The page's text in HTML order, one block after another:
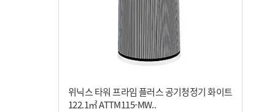
위닉스 타워 프라임 플러스 공기청정기 화이트
122.1㎡ ATTM115-MW..